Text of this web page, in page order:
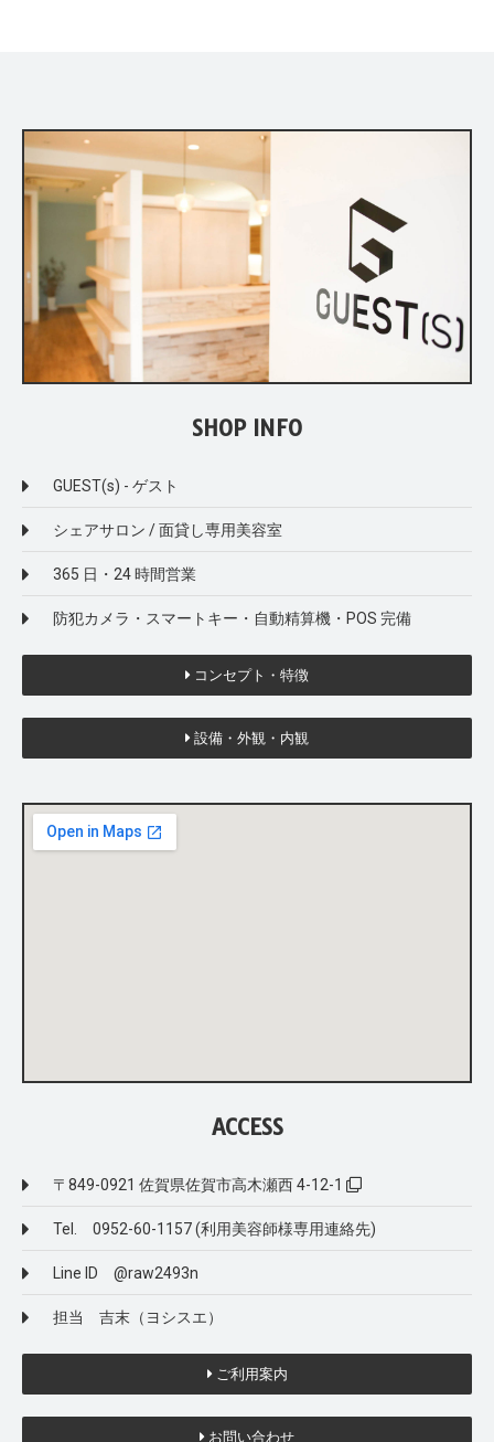
SHOP INFO
GUEST(s) - ゲスト
シェアサロン / 面貸し専用美容室
365 日・24 時間営業
防犯カメラ・スマートキー・自動精算機・POS 完備
コンセプト・特徴
設備・外観・内観
ACCESS
〒849-0921 佐賀県佐賀市高木瀬西 4-12-1
Tel. 0952-60-1157 (利用美容師様専用連絡先)
Line ID @raw2493n
担当 吉末（ヨシスエ）
ご利用案内
お問い合わせ